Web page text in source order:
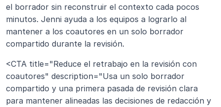
el borrador sin reconstruir el contexto cada pocos
minutos. Jenni ayuda a los equipos a lograrlo al
mantener a los coautores en un solo borrador
compartido durante la revisión.
<CTA title="Reduce el retrabajo en la revisión con
coautores" description="Usa un solo borrador
compartido y una primera pasada de revisión clara
para mantener alineadas las decisiones de redacción y